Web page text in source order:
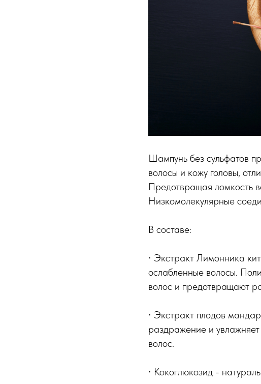
Шампунь без сульфатов
волосы и кожу головы,
Предотвращая ломкость
Низкомолекулярные
В составе:
∙ Экстракт Лимонника
ослабленные волосы.
волос и предотвращают
∙ Экстракт плодов
раздражение и увлажняет
волос.
∙ Кокоглюкозид -